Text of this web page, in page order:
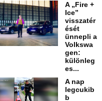
A „Fire +
Ice”
visszatér
ését
ünnepli a
Volkswa
gen:
különleg
es...
A nap
legcukib
b